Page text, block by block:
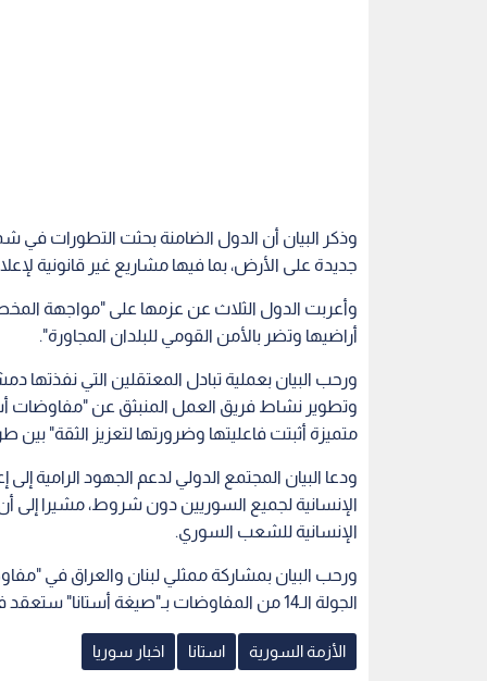
وذكر البيان أن الدول الضامنة بحثت التطورات
جديدة على الأرض، بما فيها مشاريع غير قانونية
وأعربت الدول الثلاث عن عزمها على "مواجهة
أراضيها وتضر بالأمن القومي للبلدان المجاورة".
ورحب البيان بعملية تبادل المعتقلين التي
وتطوير نشاط فريق العمل المنبثق عن "مفاوضات
متميزة أثبتت فاعليتها وضرورتها لتعزيز الثقة"
ودعا البيان المجتمع الدولي لدعم الجهود الرامية
الإنسانية لجميع السوريين دون شروط، مشيرا إلى
الإنسانية للشعب السوري.
ورحب البيان بمشاركة ممثلي لبنان والعراق في
الجولة الـ14 من المفاوضات بـ"صيغة أستانا" ستعقد في مدينة نور سلطان في تشرين أول المقبل.
الأزمة السورية استانا اخبار سوريا